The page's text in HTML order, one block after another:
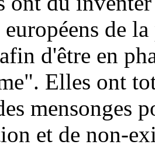
européens de
d'être en
Elles ont
mensonges
et de non-